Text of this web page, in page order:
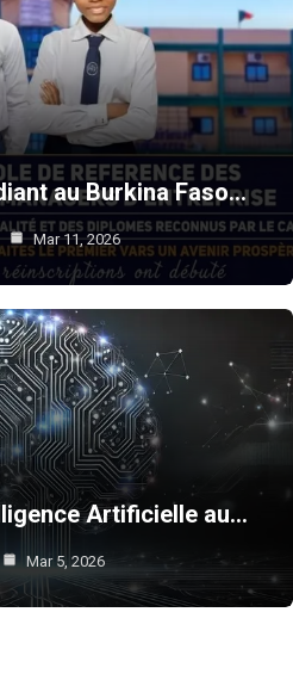
au Burkina Faso…
Mar 11, 2026
Artificielle au…
Mar 5, 2026